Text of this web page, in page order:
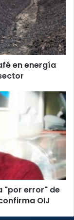
en energía
"por error" de
OIJ